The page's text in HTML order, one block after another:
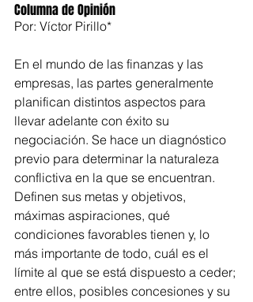
Columna de Opinión
Por: Víctor Pirillo*
En el mundo de las finanzas y las
empresas, las partes generalmente
planifican distintos aspectos para
llevar adelante con éxito su
negociación. Se hace un diagnóstico
previo para determinar la naturaleza
conflictiva en la que se encuentran.
Definen sus metas y objetivos,
máximas aspiraciones, qué
condiciones favorables tienen y, lo
más importante de todo, cuál es el
límite al que se está dispuesto a ceder;
entre ellos, posibles concesiones y su